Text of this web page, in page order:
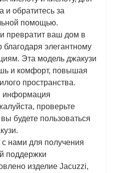
и обратитесь за
помощью.
превратит ваш дом в
элегантному
Эта модель джакузи
и комфорт, повышая
пространства.
информация
проверьте
будете пользоваться
нами для получения
поддержки
изделие Jacuzzi,